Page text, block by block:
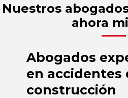
Nuestros
ahora
Abogados
en accidentes
construcción